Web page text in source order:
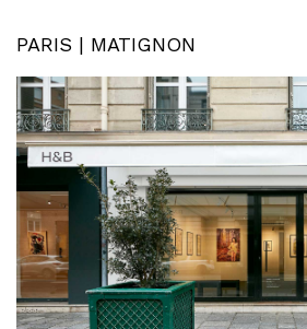
PARIS | MATIGNON